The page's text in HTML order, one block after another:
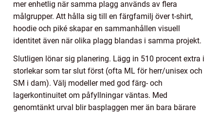
mer enhetlig när samma plagg används av flera
målgrupper. Att hålla sig till en färgfamilj över t-shirt,
hoodie och piké skapar en sammanhållen visuell
identitet även när olika plagg blandas i samma projekt.
Slutligen lönar sig planering. Lägg in 510 procent extra i
storlekar som tar slut först (ofta ML för herr/unisex och
SM i dam). Välj modeller med god färg- och
lagerkontinuitet om påfyllningar väntas. Med
genomtänkt urval blir basplaggen mer än bara bärare